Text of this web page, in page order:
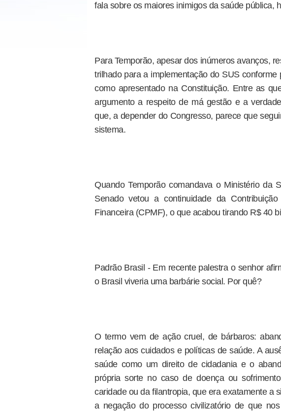
fala sobre os maiores inimigos da saúde pública,
Para Temporão, apesar dos inúmeros avanços,
trilhado para a implementação do SUS
como apresentado na Constituição. Entre as
argumento a respeito de má gestão e a
que, a depender do Congresso, parece que
sistema.
Quando Temporão comandava o Ministério da
Senado vetou a continuidade da
Financeira (CPMF), o que acabou tirando R$ 40
Padrão Brasil - Em recente palestra o senhor
o Brasil viveria uma barbárie social. Por quê?
O termo vem de ação cruel, de bárbaros:
relação aos cuidados e políticas de saúde. A
saúde como um direito de cidadania e o
própria sorte no caso de doença ou
caridade ou da filantropia, que era exatamente a
a negação do processo civilizatório de que